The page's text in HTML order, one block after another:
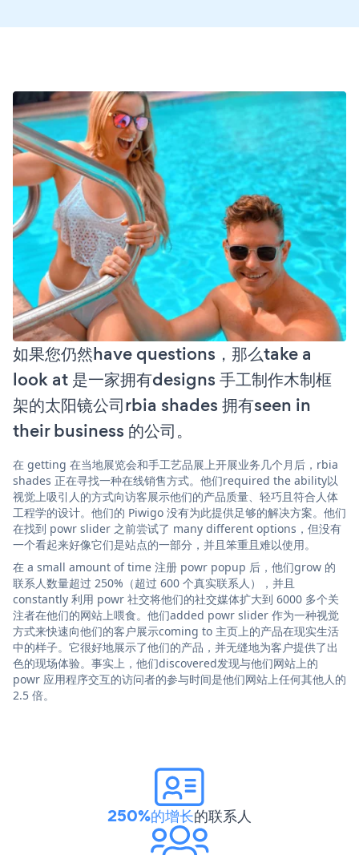
如果您仍然have questions，那么take a
look at 是一家拥有designs 手工制作木制框
架的太阳镜公司rbia shades 拥有seen in
their business 的公司。
在 getting 在当地展览会和手工艺品展上开展业务几个月后，rbia
shades 正在寻找一种在线销售方式。他们required the ability以
视觉上吸引人的方式向访客展示他们的产品质量、轻巧且符合人体
工程学的设计。他们的 Piwigo 没有为此提供足够的解决方案。他们
在找到 powr slider 之前尝试了 many different options，但没有
一个看起来好像它们是站点的一部分，并且笨重且难以使用。
在 a small amount of time 注册 powr popup 后，他们grow 的
联系人数量超过 250%（超过 600 个真实联系人），并且
constantly 利用 powr 社交将他们的社交媒体扩大到 6000 多个关
注者在他们的网站上喂食。他们added powr slider 作为一种视觉
方式来快速向他们的客户展示coming to 主页上的产品在现实生活
中的样子。它很好地展示了他们的产品，并无缝地为客户提供了出
色的现场体验。事实上，他们discovered发现与他们网站上的
powr 应用程序交互的访问者的参与时间是他们网站上任何其他人的
2.5 倍。
250%的增长的联系人